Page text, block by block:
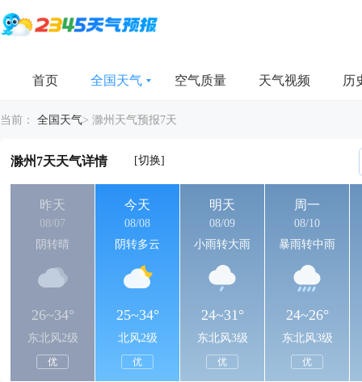
首页 全国天气 空气质量 天气视频 历
当前： 全国天气> 滁州天气预报7天
滁州7天天气详情 [切换]
昨天
08/07
阴转晴
26~34°
东北风2级
优
今天
08/08
阴转多云
25~34°
北风2级
优
明天
08/09
小雨转大雨
24~31°
东北风3级
优
周一
08/10
暴雨转中雨
24~26°
东北风3级
优